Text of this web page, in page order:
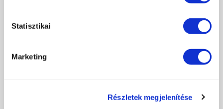
Statisztikai
Marketing
Részletek megjelenítése